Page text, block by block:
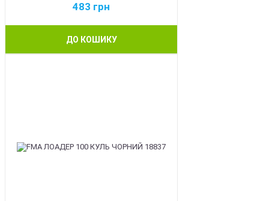
483 грн
ДО КОШИКУ